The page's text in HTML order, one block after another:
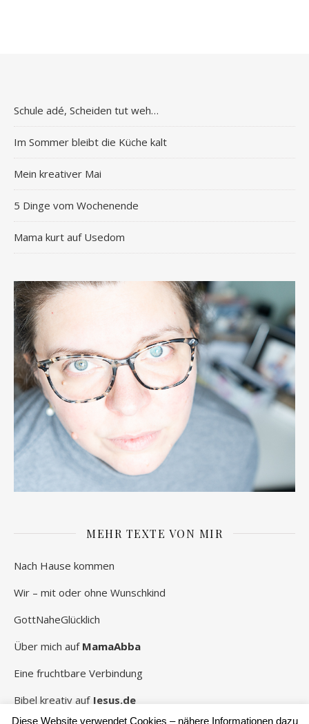
Schule adé, Scheiden tut weh…
Im Sommer bleibt die Küche kalt
Mein kreativer Mai
5 Dinge vom Wochenende
Mama kurt auf Usedom
MEHR TEXTE VON MIR
Nach Hause kommen
Wir – mit oder ohne Wunschkind
GottNaheGlücklich
Über mich auf MamaAbba
Eine fruchtbare Verbindung
Bibel kreativ auf Jesus.de
Diese Website verwendet Cookies – nähere Informationen dazu